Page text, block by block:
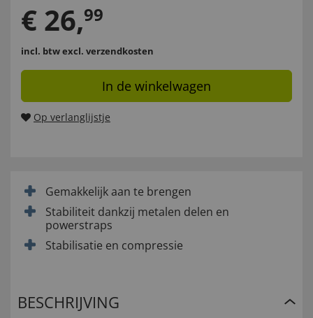
€ 26,99
incl. btwexcl. verzendkosten
In de winkelwagen
Op verlanglijstje
Gemakkelijk aan te brengen
Stabiliteit dankzij metalen delen en
powerstraps
Stabilisatie en compressie
BESCHRIJVING